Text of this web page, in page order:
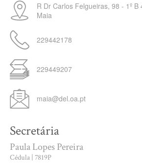
R Dr Carlos Felgueiras, 98 - 1º B
Maia
229442178
229449207
maia@del.oa.pt
Secretária
Paula Lopes Pereira
Cédula | 7819P